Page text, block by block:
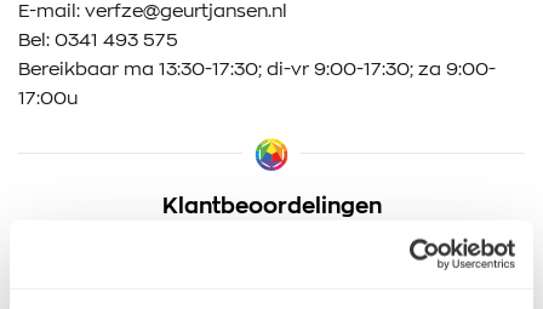
E-mail: verfze@geurtjansen.nl
Bel: 0341 493 575
Bereikbaar ma 13:30-17:30; di-vr 9:00-17:30; za 9:00-
17:00u
Klantbeoordelingen
9.5/10 (1365 beoordelingen)